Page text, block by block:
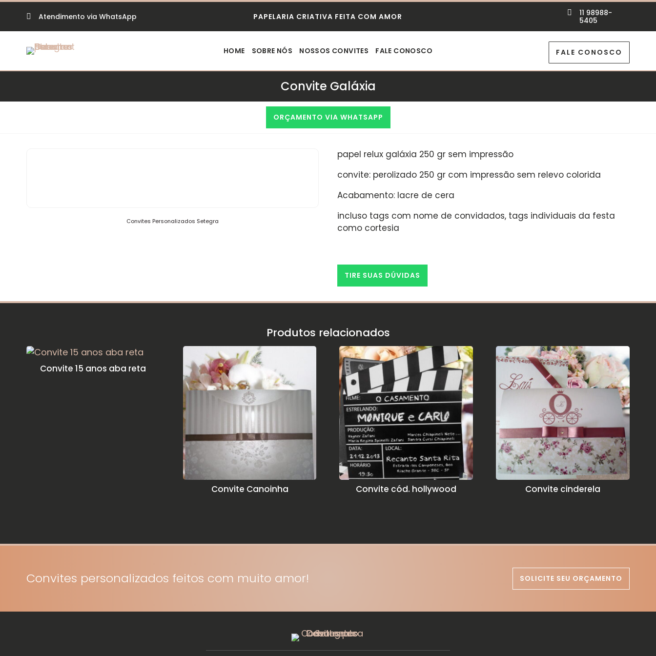
 Atendimento via WhatsApp PAPELARIA CRIATIVA FEITA COM AMOR 
11 98988-
5405
HOME SOBRE NÓS NOSSOS CONVITES FALE CONOSCO FALE CONOSCO
Convite Galáxia
ORÇAMENTO VIA WHATSAPP
Convites Personalizados Setegra
papel relux galáxia 250 gr sem impressão
convite: perolizado 250 gr com impressão sem relevo colorida
Acabamento: lacre de cera
incluso tags com nome de convidados, tags individuais da festa
como cortesia
TIRE SUAS DÚVIDAS
Produtos relacionados
Convite 15 anos aba reta
Convite Canoinha Convite cód. hollywood Convite cinderela
Convites personalizados feitos com muito amor! SOLICITE SEU ORÇAMENTO